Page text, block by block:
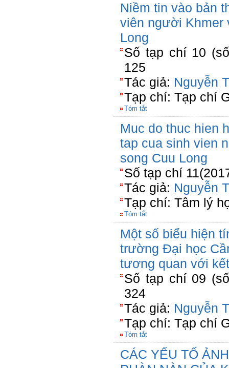
Niềm tin vào bản
viên người Khmer
Long
Số tạp chí 10
125
Tác giả: Nguyễn
Tạp chí: Tạp chí
Tóm tắt
Muc do thuc hien
tap cua sinh vien
song Cuu Long
Số tạp chí
Tác giả: Nguyễn
Tạp chí: Tâm lý
Tóm tắt
Một số biểu hiện
trường Đại học
tương quan với
Số tạp chí 09
324
Tác giả: Nguyễn
Tạp chí: Tạp chí
Tóm tắt
CÁC YẾU TỐ